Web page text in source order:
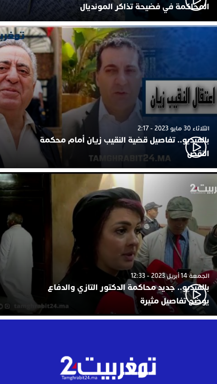
المحاكمة في فضيحة تذاكر المونديال
الثلاثاء 30 مايو 2023 - 2:17
بالفيديو.. تفاصيل قضية النقيب زيان أمام محكمة
النقض
الجمعة 14 أبريل 2023 - 12:33
بالفيديو.. جديد محاكمة الدكتور التازي والدفاع
يوضح تفاصيل مثيرة